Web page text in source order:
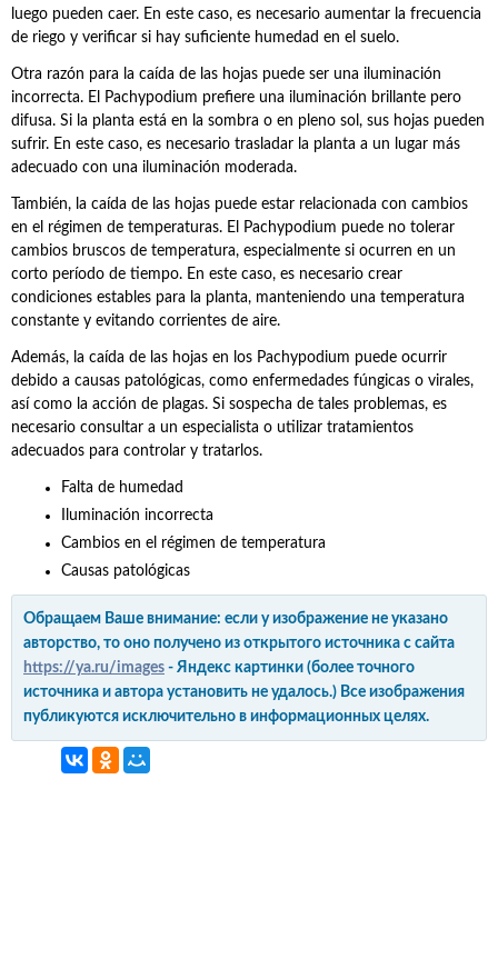
luego pueden caer. En este caso, es necesario aumentar la frecuencia
de riego y verificar si hay suficiente humedad en el suelo.
Otra razón para la caída de las hojas puede ser una iluminación
incorrecta. El Pachypodium prefiere una iluminación brillante pero
difusa. Si la planta está en la sombra o en pleno sol, sus hojas pueden
sufrir. En este caso, es necesario trasladar la planta a un lugar más
adecuado con una iluminación moderada.
También, la caída de las hojas puede estar relacionada con cambios
en el régimen de temperaturas. El Pachypodium puede no tolerar
cambios bruscos de temperatura, especialmente si ocurren en un
corto período de tiempo. En este caso, es necesario crear
condiciones estables para la planta, manteniendo una temperatura
constante y evitando corrientes de aire.
Además, la caída de las hojas en los Pachypodium puede ocurrir
debido a causas patológicas, como enfermedades fúngicas o virales,
así como la acción de plagas. Si sospecha de tales problemas, es
necesario consultar a un especialista o utilizar tratamientos
adecuados para controlar y tratarlos.
Falta de humedad
Iluminación incorrecta
Cambios en el régimen de temperatura
Causas patológicas
Обращаем Ваше внимание: если у изображение не указано
авторство, то оно получено из открытого источника с сайта
https://ya.ru/images - Яндекс картинки (более точного
источника и автора установить не удалось.) Все изображения
публикуются исключительно в информационных целях.